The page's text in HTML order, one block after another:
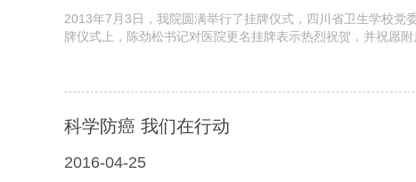
2013年7月3日，我院圆满举行了挂牌仪式，四川省卫生学校
牌仪式上，陈劲松书记对医院更名挂牌表示热烈祝贺，并祝愿
科学防癌 我们在行动
2016-04-25